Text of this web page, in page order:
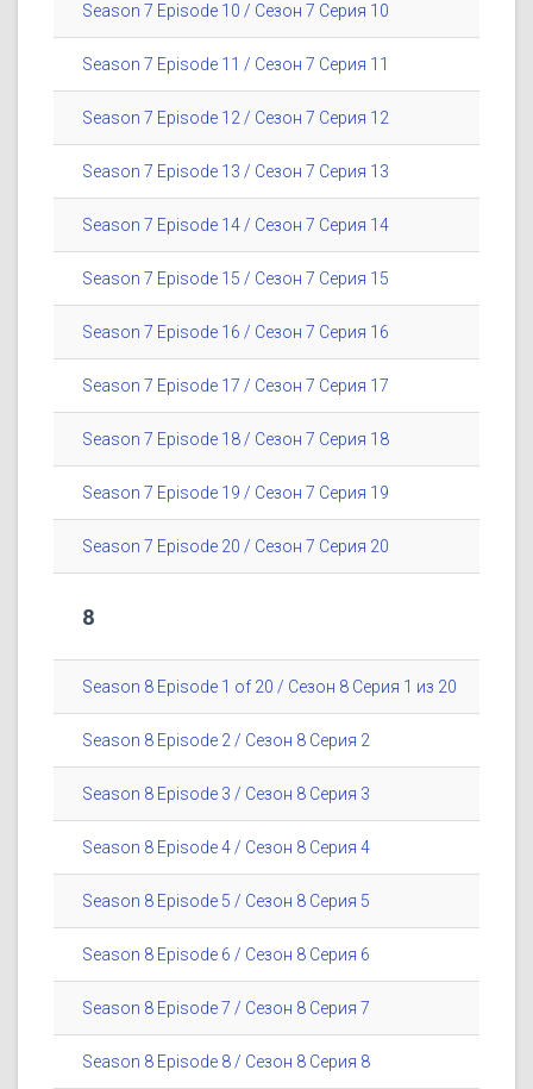
Season 7 Episode 10 / Сезон 7 Серия 10
Season 7 Episode 11 / Сезон 7 Серия 11
Season 7 Episode 12 / Сезон 7 Серия 12
Season 7 Episode 13 / Сезон 7 Серия 13
Season 7 Episode 14 / Сезон 7 Серия 14
Season 7 Episode 15 / Сезон 7 Серия 15
Season 7 Episode 16 / Сезон 7 Серия 16
Season 7 Episode 17 / Сезон 7 Серия 17
Season 7 Episode 18 / Сезон 7 Серия 18
Season 7 Episode 19 / Сезон 7 Серия 19
Season 7 Episode 20 / Сезон 7 Серия 20
8
Season 8 Episode 1 of 20 / Сезон 8 Серия 1 из 20
Season 8 Episode 2 / Сезон 8 Серия 2
Season 8 Episode 3 / Сезон 8 Серия 3
Season 8 Episode 4 / Сезон 8 Серия 4
Season 8 Episode 5 / Сезон 8 Серия 5
Season 8 Episode 6 / Сезон 8 Серия 6
Season 8 Episode 7 / Сезон 8 Серия 7
Season 8 Episode 8 / Сезон 8 Серия 8